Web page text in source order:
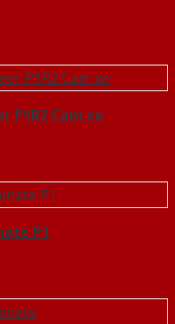
P1R2 Cam xe
P1